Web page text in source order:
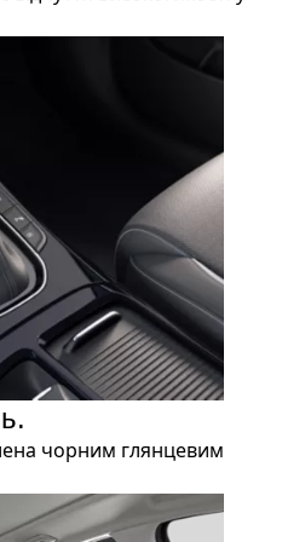
чорним глянцевим